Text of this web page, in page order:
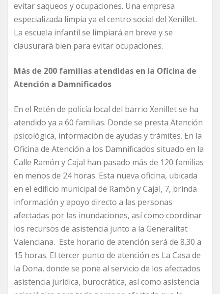
evitar saqueos y ocupaciones. Una empresa
especializada limpia ya el centro social del Xenillet.
La escuela infantil se limpiará en breve y se
clausurará bien para evitar ocupaciones.
Más de 200 familias atendidas en la Oficina de
Atención a Damnificados
En el Retén de policía local del barrio Xenillet se ha
atendido ya a 60 familias. Donde se presta Atención
psicológica, información de ayudas y trámites. En la
Oficina de Atención a los Damnificados situado en la
Calle Ramón y Cajal han pasado más de 120 familias
en menos de 24 horas. Esta nueva oficina, ubicada
en el edificio municipal de Ramón y Cajal, 7, brinda
información y apoyo directo a las personas
afectadas por las inundaciones, así como coordinar
los recursos de asistencia junto a la Generalitat
Valenciana. Este horario de atención será de 8.30 a
15 horas. El tercer punto de atención es La Casa de
la Dona, donde se pone al servicio de los afectados
asistencia jurídica, burocrática, así como asistencia